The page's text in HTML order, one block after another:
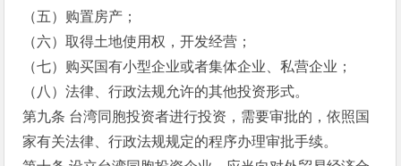
（五）购置房产；
（六）取得土地使用权，开发经营；
（七）购买国有小型企业或者集体企业、私营企业；
（八）法律、行政法规允许的其他投资形式。
第九条 台湾同胞投资者进行投资，需要审批的，依照国
家有关法律、行政法规规定的程序办理审批手续。